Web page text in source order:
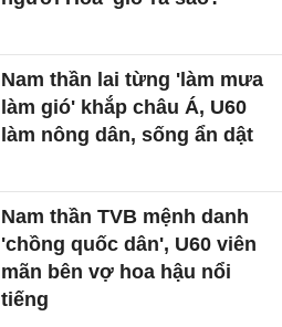
Nam thần lai từng 'làm mưa
làm gió' khắp châu Á, U60
làm nông dân, sống ẩn dật
Nam thần TVB mệnh danh
'chồng quốc dân', U60 viên
mãn bên vợ hoa hậu nổi
tiếng